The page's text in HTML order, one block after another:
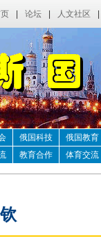
论坛 人文社区
俄国科技 俄国教育
教育合作 体育交流